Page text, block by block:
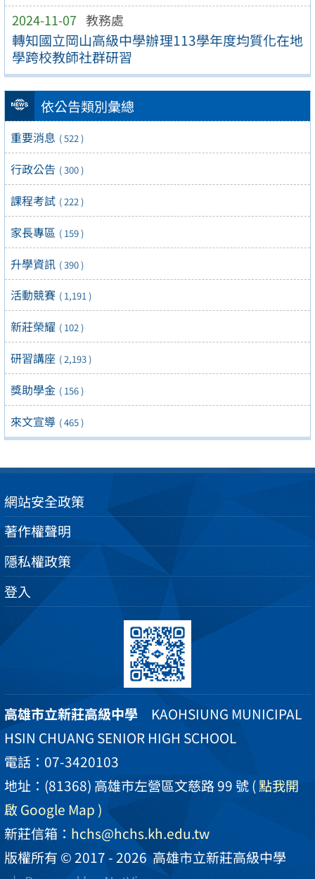
2024-11-07 教務處
轉知國立岡山高級中學辦理113學年度均質化在地
學跨校教師社群研習
依公告類別彙總
重要消息 ( 522 )
行政公告 ( 300 )
課程考試 ( 222 )
家長專區 ( 159 )
升學資訊 ( 390 )
活動競賽 ( 1,191 )
新莊榮耀 ( 102 )
研習講座 ( 2,193 )
獎助學金 ( 156 )
來文宣導 ( 465 )
網站安全政策
著作權聲明
隱私權政策
登入
高雄市立新莊高級中學 KAOHSIUNG MUNICIPAL
HSIN CHUANG SENIOR HIGH SCHOOL
電話：07-3420103
地址：(81368) 高雄市左營區文慈路 99 號( 點我開
啟 Google Map )
新莊信箱： hchs@hchs.kh.edu.tw
版權所有 © 2017 - 2026高雄市立新莊高級中學